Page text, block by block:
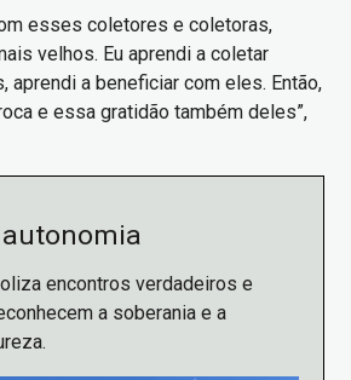
esses coletores e coletoras,
velhos. Eu aprendi a coletar
aprendi a beneficiar com eles. Então,
e essa gratidão também deles”,
encontros verdadeiros e
a soberania e a